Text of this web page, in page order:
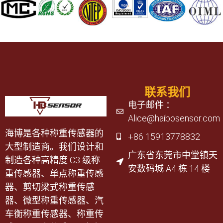
海博是各种称重传感器的
大型制造商。我们设计和
制造各种高精度 C3 级称
重传感器、单点称重传感
器、剪切梁式称重传感
器、微型称重传感器、汽
车衡称重传感器、称重传
联系我们
电子邮件 ：
Alice@haibosensor.com
+86 15913778832
广东省东莞市中堂镇天
安数码城 A4 栋 14 楼